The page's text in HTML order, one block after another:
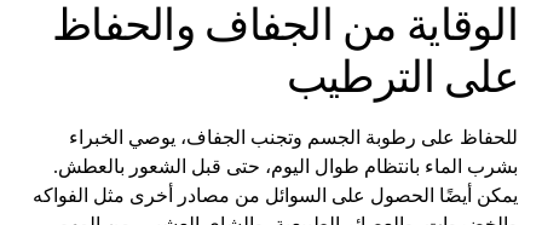
الوقاية من الجفاف والحفاظ
على الترطيب
للحفاظ على رطوبة الجسم وتجنب الجفاف، يوصي الخبراء
بشرب الماء بانتظام طوال اليوم، حتى قبل الشعور بالعطش.
يمكن أيضًا الحصول على السوائل من مصادر أخرى مثل الفواكه